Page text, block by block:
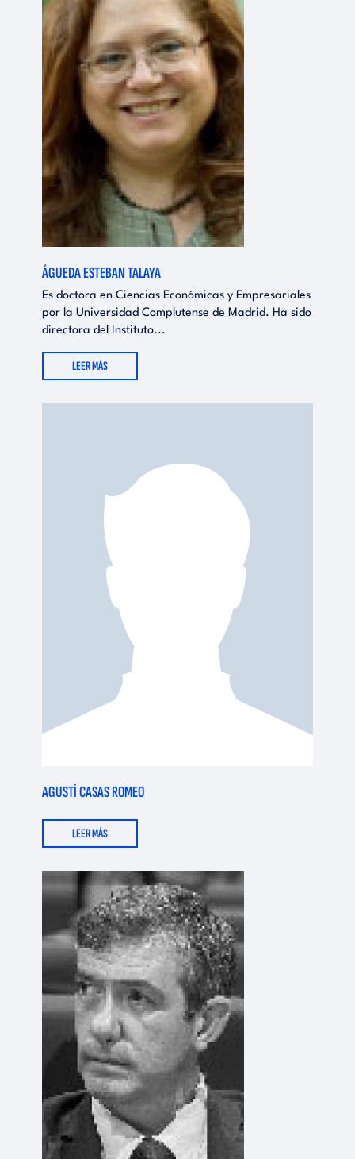
ÁGUEDA ESTEBAN TALAYA
Es doctora en Ciencias Económicas y Empresariales
por la Universidad Complutense de Madrid. Ha sido
directora del Instituto...
LEER MÁS
AGUSTÍ CASAS ROMEO
LEER MÁS